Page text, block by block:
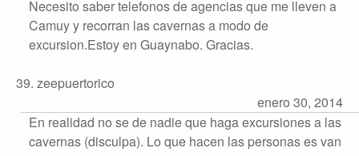
Necesito saber telefonos de agencias que me lleven a
Camuy y recorran las cavernas a modo de
excursion.Estoy en Guaynabo. Gracias.
39. zeepuertorico
enero 30, 2014
En realidad no se de nadie que haga excursiones a las
cavernas (disculpa). Lo que hacen las personas es van